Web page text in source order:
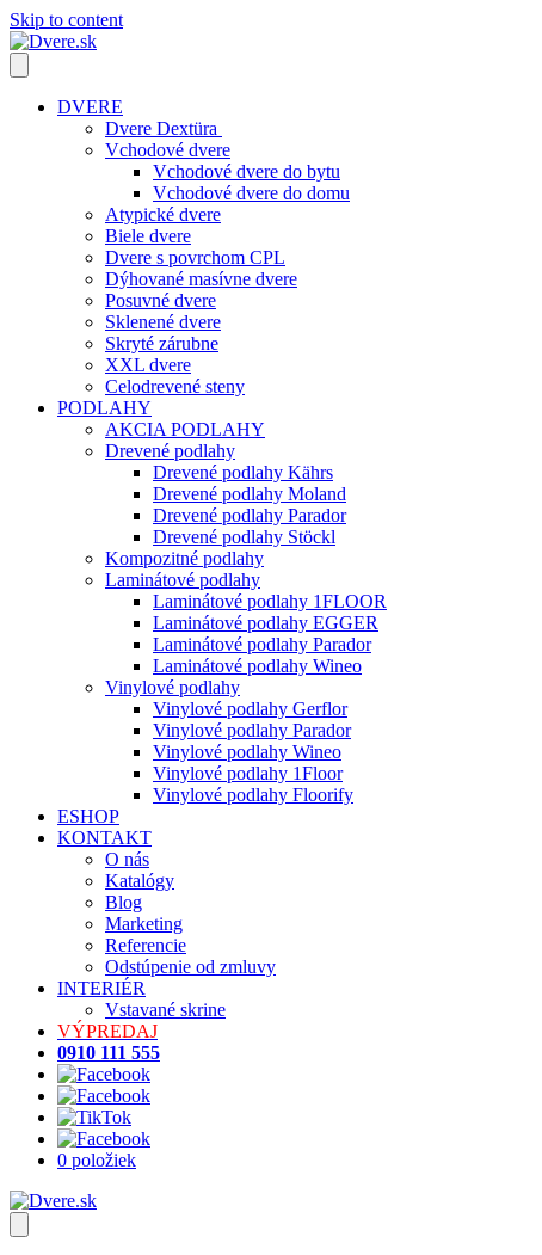
Skip to content
DVERE
Dvere Dextüra
Vchodové dvere
Vchodové dvere do bytu
Vchodové dvere do domu
Atypické dvere
Biele dvere
Dvere s povrchom CPL
Dýhované masívne dvere
Posuvné dvere
Sklenené dvere
Skryté zárubne
XXL dvere
Celodrevené steny
PODLAHY
AKCIA PODLAHY
Drevené podlahy
Drevené podlahy Kährs
Drevené podlahy Moland
Drevené podlahy Parador
Drevené podlahy Stöckl
Kompozitné podlahy
Laminátové podlahy
Laminátové podlahy 1FLOOR
Laminátové podlahy EGGER
Laminátové podlahy Parador
Laminátové podlahy Wineo
Vinylové podlahy
Vinylové podlahy Gerflor
Vinylové podlahy Parador
Vinylové podlahy Wineo
Vinylové podlahy 1Floor
Vinylové podlahy Floorify
ESHOP
KONTAKT
O nás
Katalógy
Blog
Marketing
Referencie
Odstúpenie od zmluvy
INTERIÉR
Vstavané skrine
VÝPREDAJ
0910 111 555
0 položiek